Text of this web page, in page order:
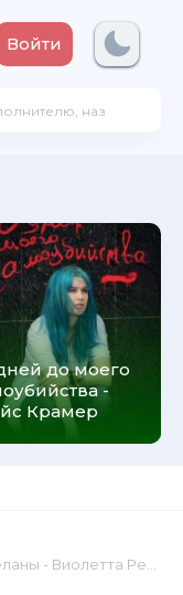
Войти
до моего
-
Крамер
Рей 📕 - Книга онлайн бесплатно